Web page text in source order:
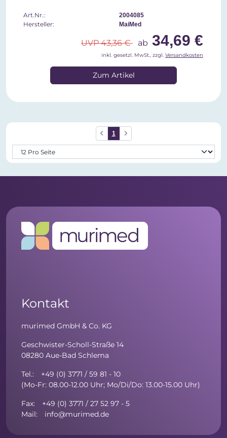
Art.Nr.: 2004085
Hersteller: MaiMed
UVP 43,36 € ab 34,69 €
inkl. gesetzl. MwSt., zzgl. Versandkosten
Zum Artikel
1
Kontakt
murimed GmbH & Co. KG
Geschwister-Scholl-Straße 14
08280 Aue-Bad Schlema
Tel.: +49 (0) 3771 / 59 81 - 10
(Mo-Fr: 08.00-12.00 Uhr; Mo/Di/Do: 13.00-15.00 Uhr)
Fax: +49 (0) 3771 / 27 52 97 - 5
Mail: info@murimed.de